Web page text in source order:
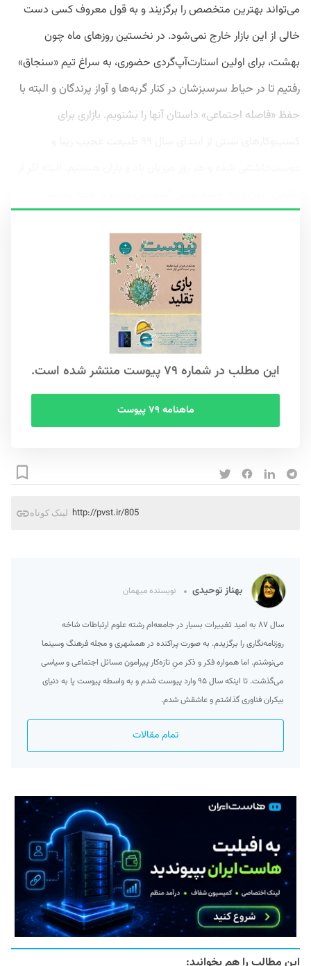
می‌تواند بهترین متخصص را برگزیند و به قول معروف کسی دست
خالی از این بازار خارج نمی‌شود. در نخستین روزهای ماه چون
بهشت، برای اولین استارت‌آپ‌گردی حضوری، به سراغ تیم «سنجاق»
رفتیم تا در حیاط سرسبزشان در کنار گربه‌ها و آواز پرندگان و البته با
حفظ «فاصله اجتماعی» داستان آنها را بشنویم. بازاری برای
این مطلب در شماره ۷۹ پیوست منتشر شده است.
ماهنامه ۷۹ پیوست
لینک کوتاه http://pvst.ir/805
بهناز توحیدی نویسنده میهمان
سال ۸۷ به امید تغییرات بسیار در جامعه‌ام رشته علوم ارتباطات شاخه
روزنامه‌نگاری را برگزیدم. به صورت پراکنده در همشهری و مجله فرهنگ وسینما
می‌نوشتم. اما همواره فکر و ذکر منِ تازه‌کار پیرامون مسائل اجتماعی و سیاسی
می‌گذشت. تا اینکه سال ۹۵ وارد پیوست شدم و به واسطه پیوست پا به دنیای
بیکران فناوری گذاشتم و عاشقش شدم.
تمام مقالات